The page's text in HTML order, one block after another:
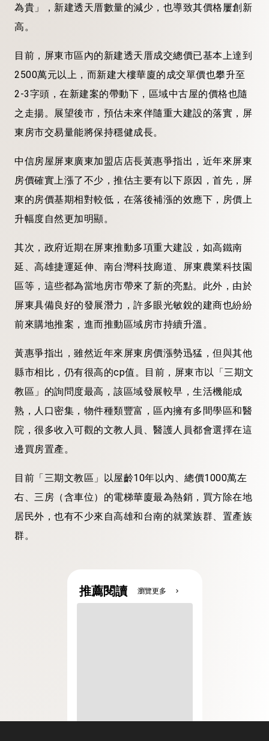
為貴」，新建透天厝數量的減少，也導致其價格屢創新
高。
目前，屏東市區內的新建透天厝成交總價已基本上達到
2500萬元以上，而新建大樓華廈的成交單價也攀升至
2-3字頭，在新建案的帶動下，區域中古屋的價格也隨
之走揚。展望後市，預估未來伴隨重大建設的落實，屏
東房市交易量能將保持穩健成長。
中信房屋屏東廣東加盟店店長黃惠爭指出，近年來屏東
房價確實上漲了不少，推估主要有以下原因，首先，屏
東的房價基期相對較低，在落後補漲的效應下，房價上
升幅度自然更加明顯。
其次，政府近期在屏東推動多項重大建設，如高鐵南
延、高雄捷運延伸、南台灣科技廊道、屏東農業科技園
區等，這些都為當地房市帶來了新的亮點。此外，由於
屏東具備良好的發展潛力，許多眼光敏銳的建商也紛紛
前來購地推案，進而推動區域房市持續升溫。
黃惠爭指出，雖然近年來屏東房價漲勢迅猛，但與其他
縣市相比，仍有很高的cp值。目前，屏東市以「三期文
教區」的詢問度最高，該區域發展較早，生活機能成
熟，人口密集，物件種類豐富，區內擁有多間學區和醫
院，很多收入可觀的文教人員、醫護人員都會選擇在這
邊買房置產。
目前「三期文教區」以屋齡10年以內、總價1000萬左
右、三房（含車位）的電梯華廈最為熱銷，買方除在地
居民外，也有不少來自高雄和台南的就業族群、置產族
群。
推薦閱讀 瀏覽更多 chevron_right